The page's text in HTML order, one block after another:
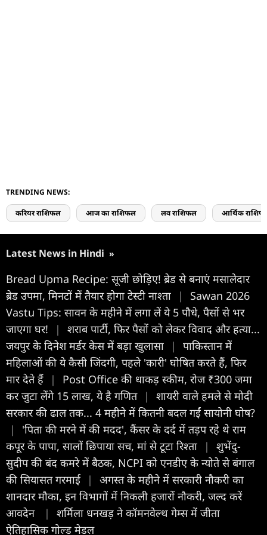
TRENDING NEWS:
करियर राशिफल आज का राशिफल लव राशिफल आर्थिक
Latest News in Hindi »
Bread Upma Recipe: सूजी छोड़िए! ब्रेड से बनाएं मसालेदार
ब्रेड उपमा, मिनटों में तैयार होगा टेस्टी नाश्ता
|
Sawan 2026
Vastu Tips: सावन के महीने में लगा लें ये 5 पौधे, पैसों से भर
जाएगा घर!
|
शराब पार्टी, फिर पैसों को लेकर विवाद और हत्या...
जयपुर के दिनेश मर्डर केस में बड़ा खुलासा
|
पाकिस्तान में
महिलाओं की ये कैसी जिंदगी, पहले 'कारी' घोषित करते हैं, फिर
मार देते हैं
|
Post Office की धाकड़ स्कीम, रोज ₹300 जमा
कर जुटा लेंगे 15 लाख, ये है गणित |
शायरी वाले हमले से मोदी
सरकार की ढाल तक... 4 महीने में कितनी बदल गईं सायोनी घोष?
|
'पिता की मरने में की मदद', कैंसर के दर्द में तड़प रहे थे राम
कपूर के पापा, सालों छिपाया सच, मां से टूटा रिश्ता
|
शुभेंदु-
सुदीप की बंद कमरे में बैठक, NCPI को एनडीए के न्योते से बंगाल
की सियासत गरमाई
|
अगस्त के महीने में सरकारी नौकरी का
शानदार मौका, इन विभागों में निकली हजारों नौकरी, जल्द करें
आवदेन
|
शर्मिला धनखड़ ने कॉमनवेल्थ गेम्स में जीता
ऐतिहासिक गोल्ड मेडल